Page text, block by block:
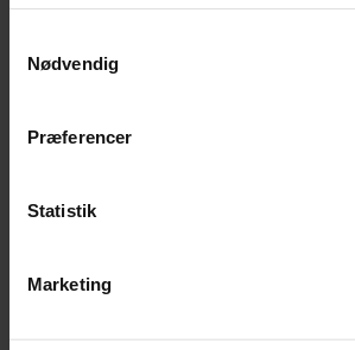
Nødvendig
Præferencer
Statistik
Marketing